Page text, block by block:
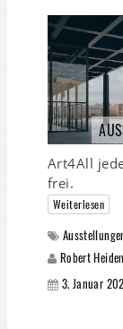
Art4All
frei.
Weiterlesen
Robert
3. Januar